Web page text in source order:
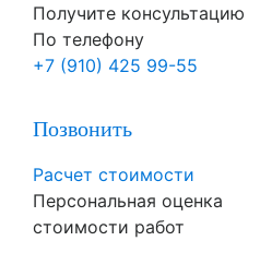
Получите консультацию
По телефону
+7 (910) 425 99-55
Позвонить
Расчет стоимости
Персональная оценка
стоимости работ